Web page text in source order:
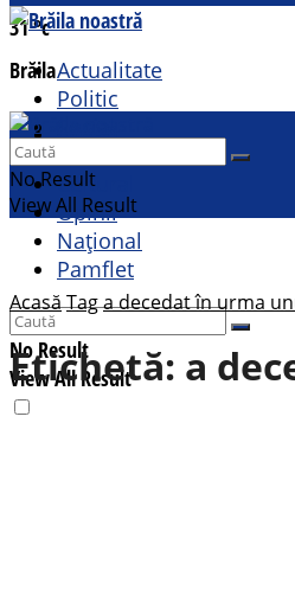
31°c
Brăila
Contact
Actualitate
Politic
Cultural
Opinii
Național
Pamflet
No Result
View All Result
No Result
View All Result
AcasăTaga decedat în urma
Etichetă: a